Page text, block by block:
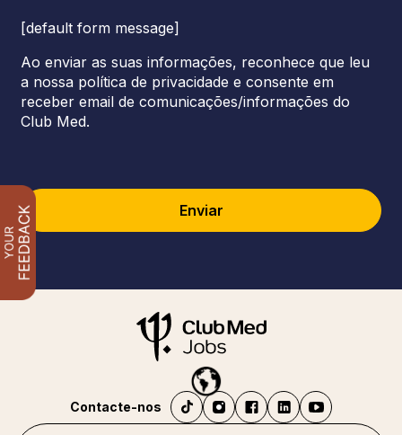
[default form message]
Ao enviar as suas informações, reconhece que leu
a nossa política de privacidade e consente em
receber email de comunicações/informações do
Club Med.
Enviar
Contacte-nos